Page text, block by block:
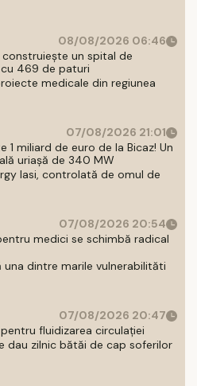
08/08/2026 06:46
un spital de
cu 469 de paturi
medicale din regiunea
07/08/2026 21:01
miliard de euro de la Bicaz! Un
uriașă de 340 MW
Iasi, controlată de omul de
07/08/2026 20:54
medici se schimbă radical
dintre marile vulnerabilităti
07/08/2026 20:47
fluidizarea circulației
dau zilnic bătăi de cap soferilor